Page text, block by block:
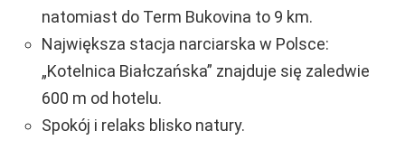
natomiast do Term Bukovina to 9 km.
Największa stacja narciarska w Polsce:
„Kotelnica Białczańska” znajduje się zaledwie
600 m od hotelu.
Spokój i relaks blisko natury.